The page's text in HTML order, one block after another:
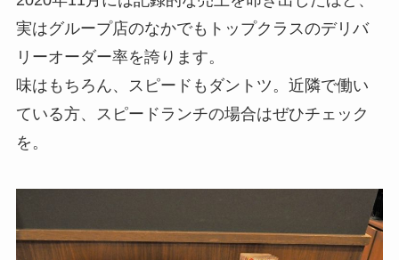
実はグループ店のなかでもトップクラスのデリバ
リーオーダー率を誇ります。
味はもちろん、スピードもダントツ。近隣で働い
ている方、スピードランチの場合はぜひチェック
を。